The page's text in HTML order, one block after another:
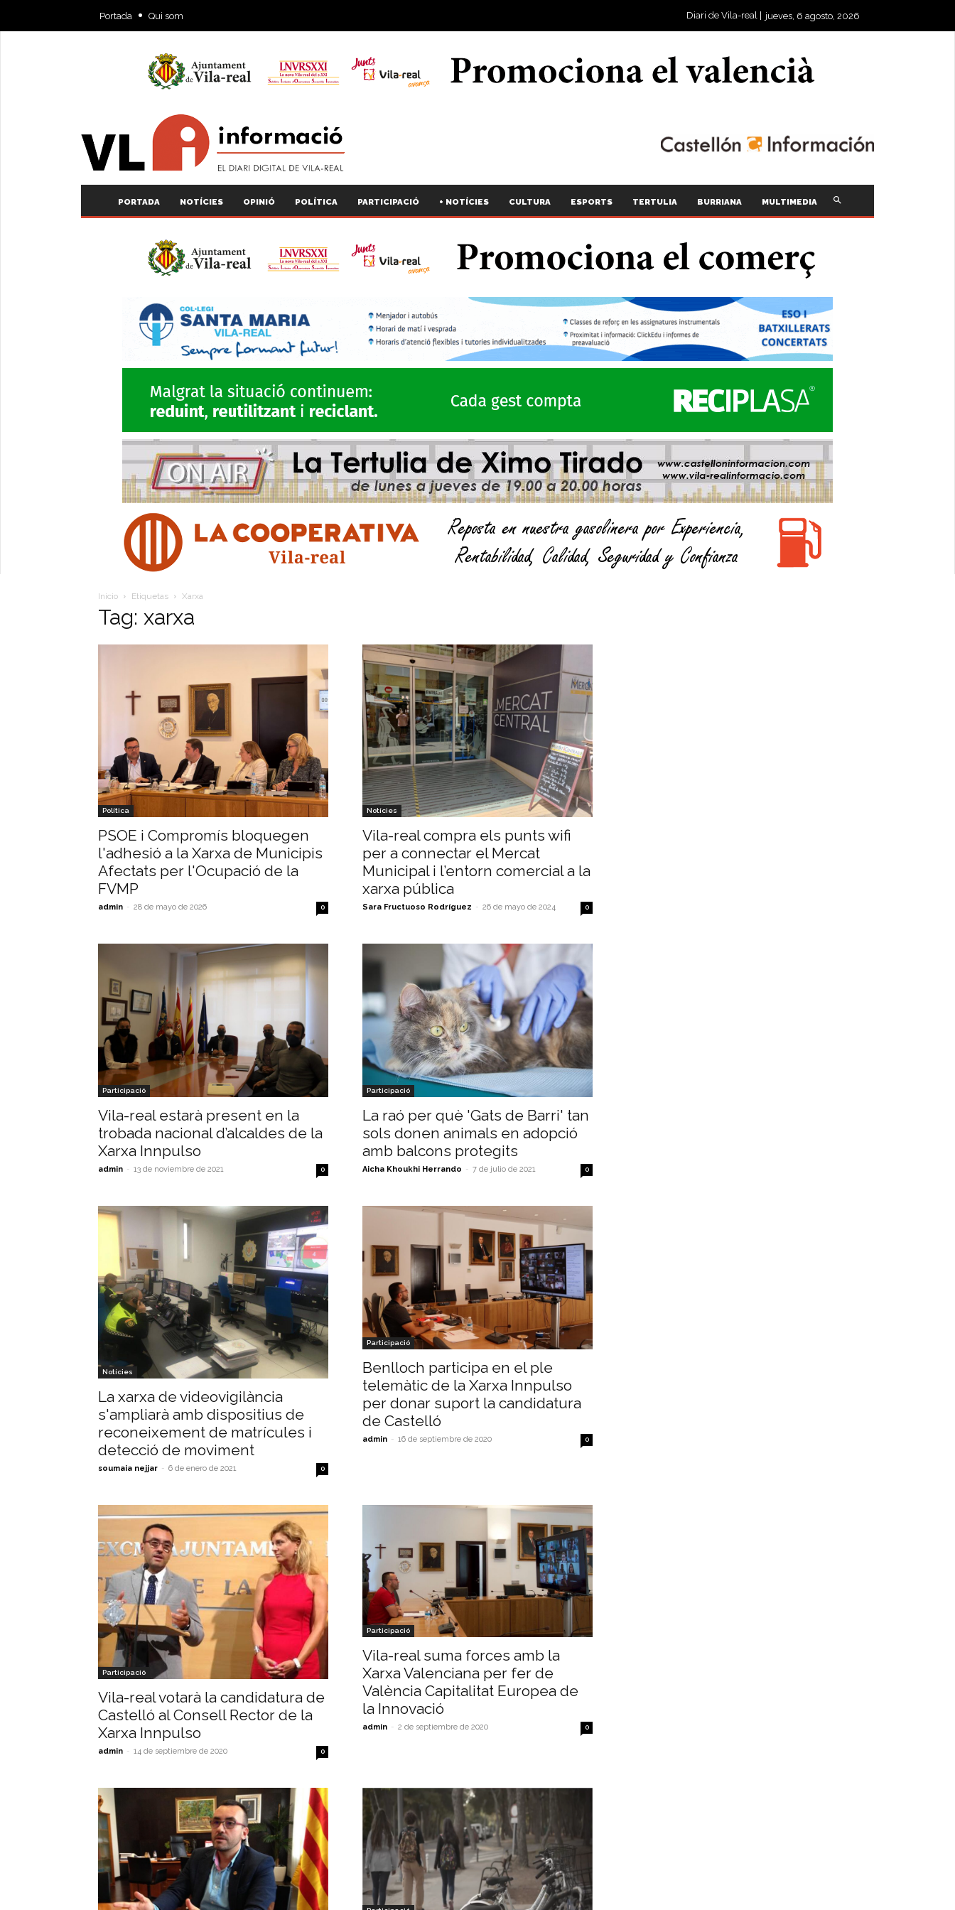
Portada Qui som Diari de Vila-real | jueves, 6 agosto, 2026
PORTADA NOTÍCIES OPINIÓ POLÍTICA PARTICIPACIÓ + NOTÍCIES CULTURA ESPORTS TERTULIA BURRIANA MULTIMEDIA
Inicio Etiquetas Xarxa
Tag: xarxa
Política
PSOE i Compromís bloquegen
l'adhesió a la Xarxa de Municipis
Afectats per l'Ocupació de la
FVMP
admin - 28 de mayo de 2026 0
Notícies
Vila-real compra els punts wifi
per a connectar el Mercat
Municipal i l’entorn comercial a la
xarxa pública
Sara Fructuoso Rodríguez - 26 de mayo de 2024 0
Participació
Vila-real estarà present en la
trobada nacional d’alcaldes de la
Xarxa Innpulso
admin - 13 de noviembre de 2021 0
Participació
La raó per què 'Gats de Barri' tan
sols donen animals en adopció
amb balcons protegits
Aicha Khoukhi Herrando - 7 de julio de 2021 0
Notícies
La xarxa de videovigilància
s'ampliarà amb dispositius de
reconeixement de matrícules i
detecció de moviment
soumaia nejjar - 6 de enero de 2021 0
Participació
Benlloch participa en el ple
telemàtic de la Xarxa Innpulso
per donar suport la candidatura
de Castelló
admin - 16 de septiembre de 2020 0
Participació
Vila-real votarà la candidatura de
Castelló al Consell Rector de la
Xarxa Innpulso
admin - 14 de septiembre de 2020 0
Participació
Vila-real suma forces amb la
Xarxa Valenciana per fer de
València Capitalitat Europea de
la Innovació
admin - 2 de septiembre de 2020 0